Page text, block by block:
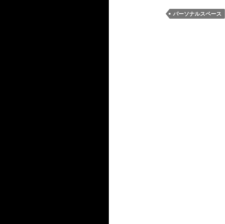
パーソナルスペース